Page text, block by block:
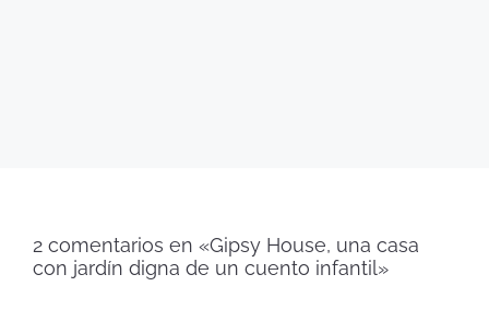
2 comentarios en «Gipsy House, una casa
con jardín digna de un cuento infantil»